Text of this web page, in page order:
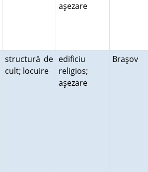
aşezare
structură de
cult; locuire
edificiu
religios;
aşezare
Braşov